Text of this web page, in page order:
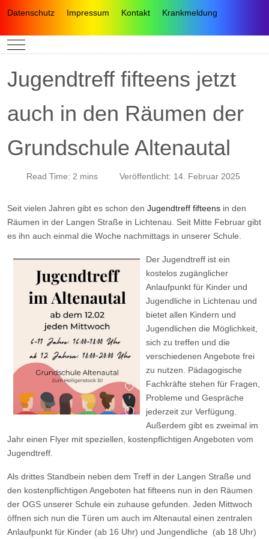
Datenschutz Impressum Kontakt Krankmeldung
Mobile Menu Toggle
Jugendtreff fifteens jetzt
auch in den Räumen der
Grundschule Altenautal
Read Time: 2 mins Veröffentlicht: 14. Februar 2025
Seit vielen Jahren gibt es schon den Jugendtreff fifteens in den
Räumen in der Langen Straße in Lichtenau. Seit Mitte Februar gibt
es ihn auch einmal die Woche nachmittags in unserer Schule.
Der Jugendtreff ist ein
kostelos zugänglicher
Anlaufpunkt für Kinder und
Jugendliche in Lichtenau und
bietet allen Kindern und
Jugendlichen die Möglichkeit,
sich zu treffen und die
verschiedenen Angebote frei
zu nutzen. Pädagogische
Fachkräfte stehen für Fragen,
Probleme und Gespräche
jederzeit zur Verfügung.
Außerdem gibt es zweimal im
Jahr einen Flyer mit speziellen, kostenpflichtigen Angeboten vom
Jugendtreff.
Als drittes Standbein neben dem Treff in der Langen Straße und
den kostenpflichtigen Angeboten hat fifteens nun in den Räumen
der OGS unserer Schule ein zuhause gefunden. Jeden Mittwoch
öffnen sich nun die Türen um auch im Altenautal einen zentralen
Anlaufpunkt für Kinder (ab 16 Uhr) und Jungendliche (ab 18 Uhr)